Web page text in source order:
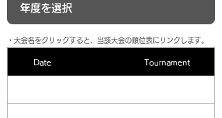
​・大会名をクリックすると、当該大会の順位表にリンクします。
Date Tournament